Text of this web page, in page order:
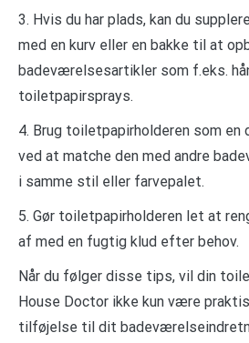
3. Hvis du har plads, kan du
med en kurv eller en bakke til at
badeværelsesartikler som f.eks.
toiletpapirsprays.
4. Brug toiletpapirholderen som en
ved at matche den med andre
i samme stil eller farvepalet.
5. Gør toiletpapirholderen let at
af med en fugtig klud efter behov.
Når du følger disse tips, vil din
House Doctor ikke kun være
tilføjelse til dit